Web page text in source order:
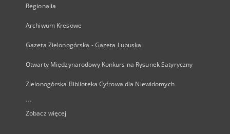
Regionalia
Archiwum Kresowe
Gazeta Zielonogórska - Gazeta Lubuska
Otwarty Międzynarodowy Konkurs na Rysunek Satyryczny
Zielonogórska Biblioteka Cyfrowa dla Niewidomych
...
Zobacz więcej